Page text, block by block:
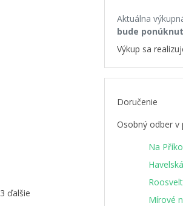
3 ďalšie
Aktuálna
bude
Výkup sa
Doručenie
Osobný odber v
Na
Mírové